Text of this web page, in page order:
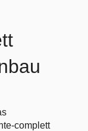
complett